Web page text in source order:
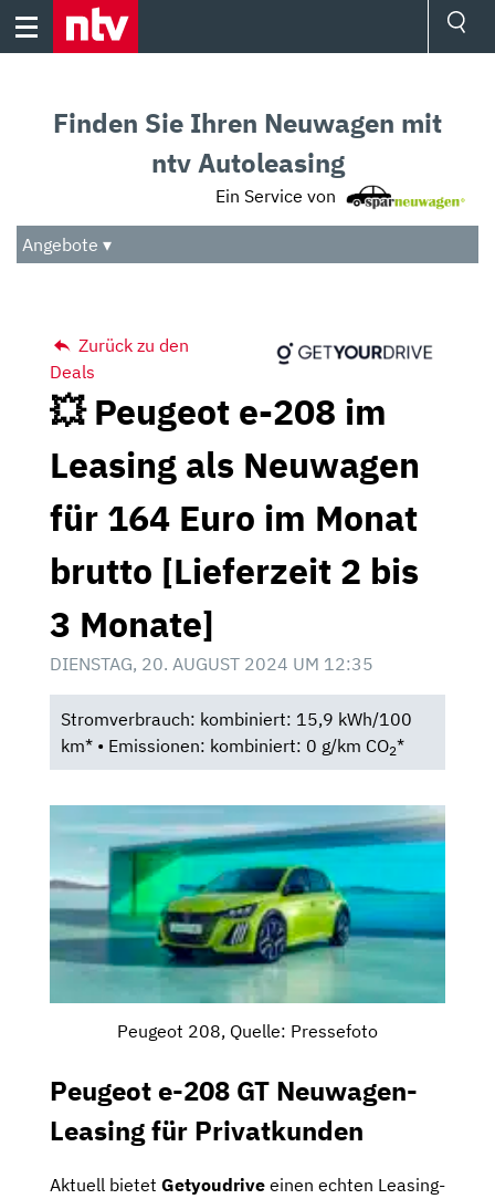
Skip
Audio
Das Beste
Finden Sie Ihren Neuwagen mit
ntv Autoleasing
Ein Service von
Angebote ▾
Zurück zu den
Deals
💥 Peugeot e-208 im
Leasing als Neuwagen
für 164 Euro im Monat
brutto [Lieferzeit 2 bis
3 Monate]
DIENSTAG, 20. AUGUST 2024 UM 12:35
Stromverbrauch: kombiniert: 15,9 kWh/100
km* • Emissionen: kombiniert: 0 g/km CO2*
Peugeot 208, Quelle: Pressefoto
Peugeot e-208 GT Neuwagen-
Leasing für Privatkunden
Aktuell bietet Getyoudrive einen echten Leasing-